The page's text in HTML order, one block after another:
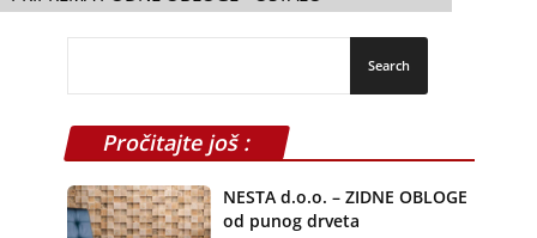
Pročitajte još :
NESTA d.o.o. – ZIDNE OBLOGE
od punog drveta